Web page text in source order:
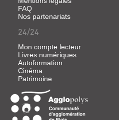
FAQ
Nos partenariats
24/24
Mon compte lecteur
Livres numériques
Autoformation
Cinéma
Patrimoine